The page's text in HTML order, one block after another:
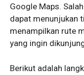
Google Maps.
dapat menunjukan
menampilkan rute
yang ingin
Berikut adalah